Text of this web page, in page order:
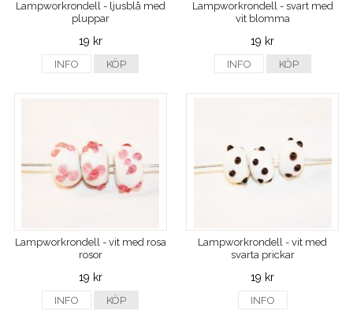
Lampworkrondell - ljusblå med
pluppar
19 kr
INFO KÖP
Lampworkrondell - svart med
vit blomma
19 kr
INFO KÖP
Lampworkrondell - vit med rosa
rosor
19 kr
INFO KÖP
Lampworkrondell - vit med
svarta prickar
19 kr
INFO